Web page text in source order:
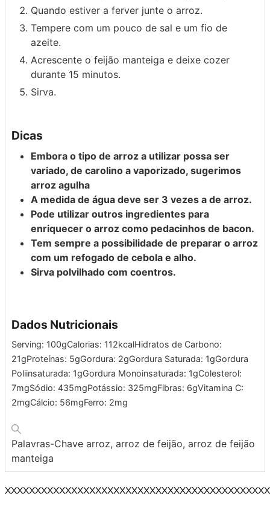
Quando estiver a ferver junte o arroz.
Tempere com um pouco de sal e um fio de
azeite.
Acrescente o feijão manteiga e deixe cozer
durante 15 minutos.
Sirva.
Dicas
Embora o tipo de arroz a utilizar possa ser
variado, de carolino a vaporizado, sugerimos
arroz agulha
A medida de água deve ser 3 vezes a de arroz.
Pode utilizar outros ingredientes para
enriquecer o arroz como pedacinhos de bacon.
Tem sempre a possibilidade de preparar o arroz
com um refogado de cebola e alho.
Sirva polvilhado com coentros.
Dados Nutricionais
Serving: 100gCalorias: 112kcalHidratos de Carbono:
21gProteínas: 5gGordura: 2gGordura Saturada: 1gGordura
Poliinsaturada: 1gGordura Monoinsaturada: 1gColesterol:
7mgSódio: 435mgPotássio: 325mgFibras: 6gVitamina C:
2mgCálcio: 56mgFerro: 2mg
Palavras-Chave arroz, arroz de feijão, arroz de feijão
manteiga